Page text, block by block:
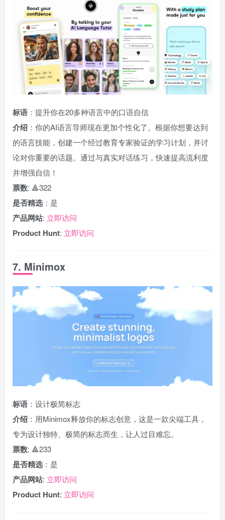
标语 ：提升你在20多种语言中的口语自信
介绍 ：你的AI语言导师现在更加个性化了。根据你想要达到
的语言技能，创建一个经过教育专家验证的学习计划，并讨
论对你重要的话题。通过与真实对话练习，快速提高流利度
并增强自信！
票数: 🔺322
是否精选 ：是
产品网站: 立即访问
Product Hunt: 立即访问
7. Minimox
标语 ：设计极简标志
介绍 ：用Minimox释放你的标志创意，这是一款尖端工具，
专为设计独特、极简的标志而生，让人过目难忘。
票数: 🔺233
是否精选 ：是
产品网站: 立即访问
Product Hunt: 立即访问